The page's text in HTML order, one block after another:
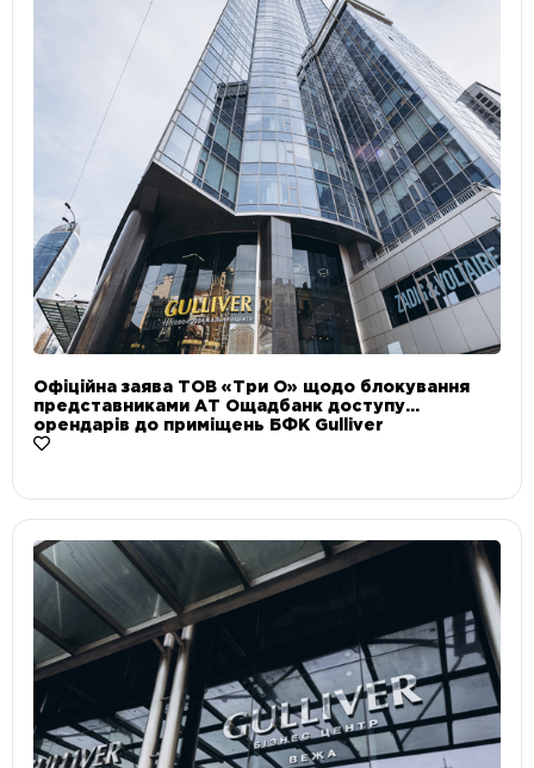
Офіційна заява ТОВ «Три О» щодо блокування
представниками АТ Ощадбанк доступу
орендарів до приміщень БФК Gulliver